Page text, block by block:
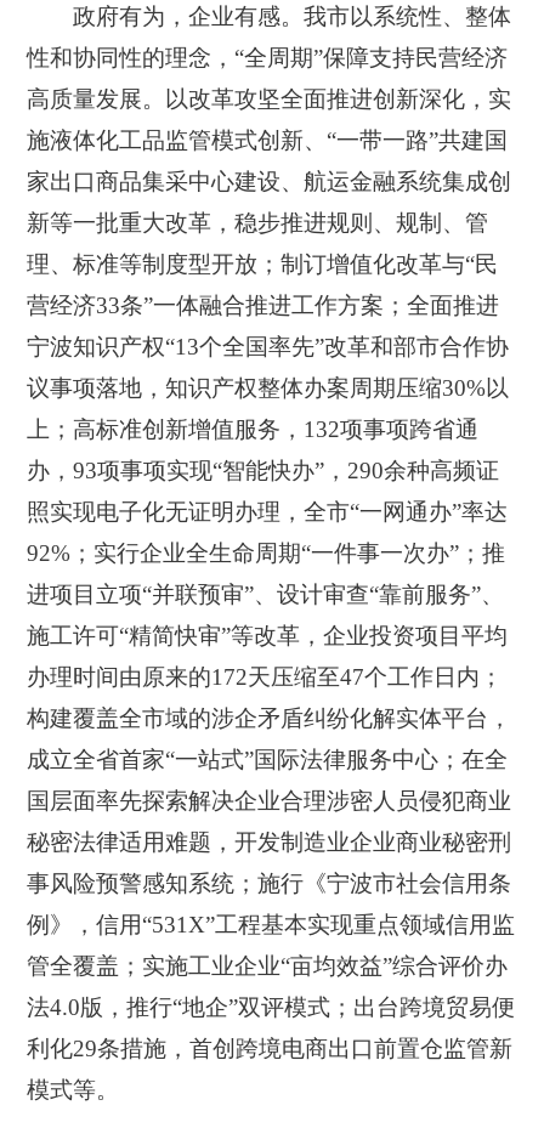
政府有为，企业有感。我市以系统性、整体
性和协同性的理念，“全周期”保障支持民营经济
高质量发展。以改革攻坚全面推进创新深化，实
施液体化工品监管模式创新、“一带一路”共建国
家出口商品集采中心建设、航运金融系统集成创
新等一批重大改革，稳步推进规则、规制、管
理、标准等制度型开放；制订增值化改革与“民
营经济33条”一体融合推进工作方案；全面推进
宁波知识产权“13个全国率先”改革和部市合作协
议事项落地，知识产权整体办案周期压缩30%以
上；高标准创新增值服务，132项事项跨省通
办，93项事项实现“智能快办”，290余种高频证
照实现电子化无证明办理，全市“一网通办”率达
92%；实行企业全生命周期“一件事一次办”；推
进项目立项“并联预审”、设计审查“靠前服务”、
施工许可“精简快审”等改革，企业投资项目平均
办理时间由原来的172天压缩至47个工作日内；
构建覆盖全市域的涉企矛盾纠纷化解实体平台，
成立全省首家“一站式”国际法律服务中心；在全
国层面率先探索解决企业合理涉密人员侵犯商业
秘密法律适用难题，开发制造业企业商业秘密刑
事风险预警感知系统；施行《宁波市社会信用条
例》，信用“531X”工程基本实现重点领域信用监
管全覆盖；实施工业企业“亩均效益”综合评价办
法4.0版，推行“地企”双评模式；出台跨境贸易便
利化29条措施，首创跨境电商出口前置仓监管新
模式等。